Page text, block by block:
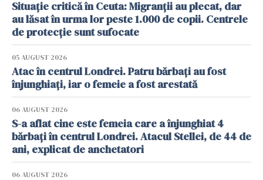
Situație critică în Ceuta: Migranții au plecat, dar
au lăsat în urma lor peste 1.000 de copii. Centrele
de protecție sunt sufocate
05 AUGUST 2026
Atac în centrul Londrei. Patru bărbați au fost
înjunghiați, iar o femeie a fost arestată
06 AUGUST 2026
S-a aflat cine este femeia care a înjunghiat 4
bărbați în centrul Londrei. Atacul Stellei, de 44 de
ani, explicat de anchetatori
06 AUGUST 2026